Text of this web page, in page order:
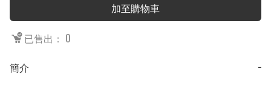
加至購物車
已售出： 0
簡介
−